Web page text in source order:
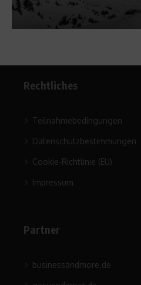
Rechtliches
Teilnahmebedingungen
Datenschutzbestimmungen
Cookie-Richtlinie (EU)
Impressum
Partner
businessandmore.de